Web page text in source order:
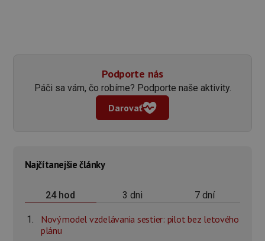
Podporte nás
Páči sa vám, čo robíme? Podporte naše aktivity.
Darovať
Najčítanejšie články
24 hod 3 dni 7 dní
Nový model vzdelávania sestier: pilot bez letového
plánu